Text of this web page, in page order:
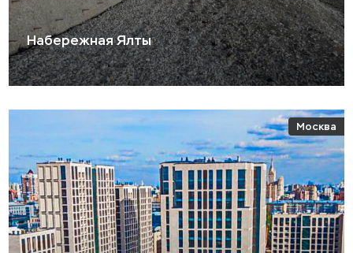
Набережная Ялты
Москва